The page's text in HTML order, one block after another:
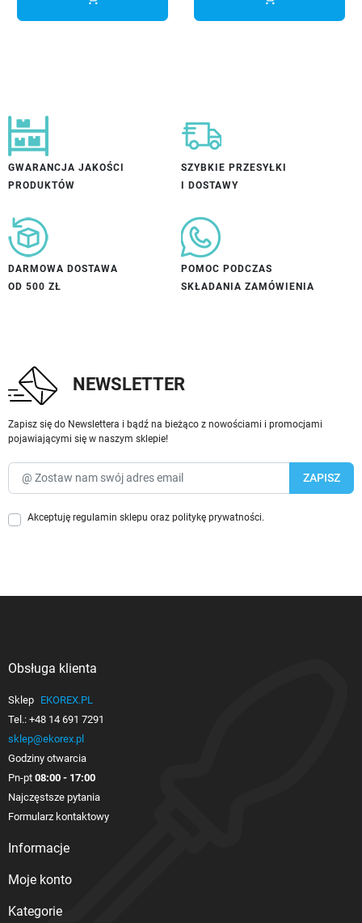
GWARANCJA JAKOŚCI
PRODUKTÓW
SZYBKIE PRZESYŁKI
I DOSTAWY
DARMOWA DOSTAWA
OD 500 ZŁ
POMOC PODCZAS
SKŁADANIA ZAMÓWIENIA
NEWSLETTER
Zapisz się do Newslettera i bądź na bieżąco z nowościami i promocjami
pojawiającymi się w naszym sklepie!
Akceptuję regulamin sklepu oraz politykę prywatności.
Obsługa klienta
Sklep EKOREX.PL
Tel.: +48 14 691 7291
sklep@ekorex.pl
Godziny otwarcia
Pn-pt 08:00 - 17:00
Najczęstsze pytania
Formularz kontaktowy
Informacje
Moje konto
Kategorie